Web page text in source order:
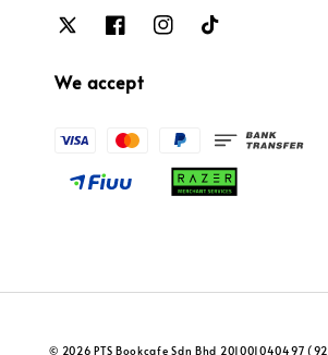
We accept
© 2026 PTS Bookcafe Sdn Bhd 201001040497